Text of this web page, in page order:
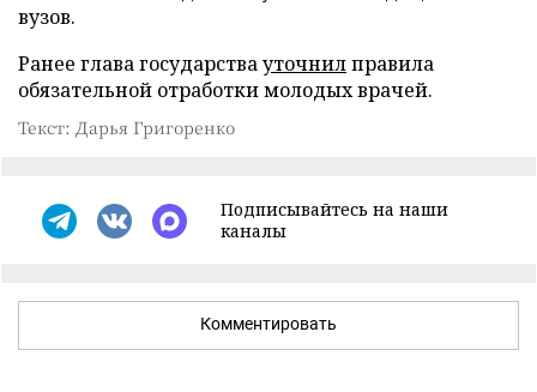
вузов.
Ранее глава государствауточнилправила
обязательной отработки молодых врачей.
Текст: Дарья Григоренко
Подписывайтесь на наши
каналы
Комментировать